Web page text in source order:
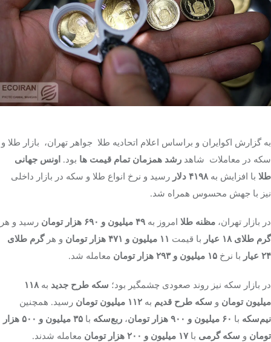
تک کده
پایگاه خبری آبان
خرید موتور ایمپلنت
به گزارش اکوایران و براساس اعلام اتحادیه طلا جواهر تهران، بازار طلا و
سکه در معاملات شاهد رشد همزمان تمام قیمت ها بود. اونس جهانی
طلا با افزایش به ۴۱۹۸ دلار
رسید و نرخ انواع طلا و سکه در بازار داخلی
نیز با جهش محسوس همراه شد.
در بازار تهران، مظنه طلا امروز به ۴۹ میلیون و ۶۹۰ هزار تومان
رسید و هر
گرم طلای ۱۸ عیار
با قیمت ۱۱ میلیون و ۴۷۱ هزار تومان و هرگرم طلای
۲۴ عیار
با نرخ ۱۵ میلیون و ۲۹۳ هزار تومان معامله شد.
در بازار سکه نیز روند صعودی چشمگیر بود؛ سکه طرح جدید به ۱۱۸
میلیون تومان و سکه طرح قدیم به ۱۱۲ میلیون تومان
رسید. همچنین
نیم‌سکه با ۶۰ میلیون و ۹۰۰ هزار تومان ، ربع‌سکه با
۳۵ میلیون و ۵۰۰ هزار
تومان و سکه گرمی با۱۷ میلیون و ۲۰۰ هزار تومان معامله شدند.